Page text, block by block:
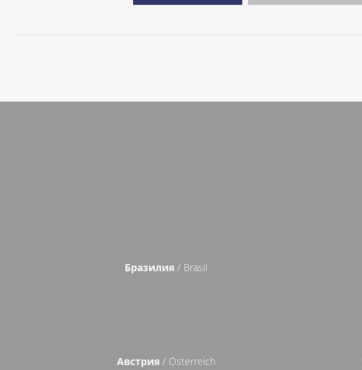
Бразилия / Brasil
Австрия / Österreich